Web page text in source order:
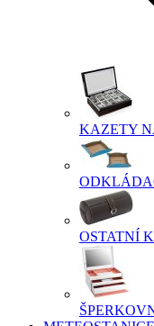
KAZETY
OSTATNÍ